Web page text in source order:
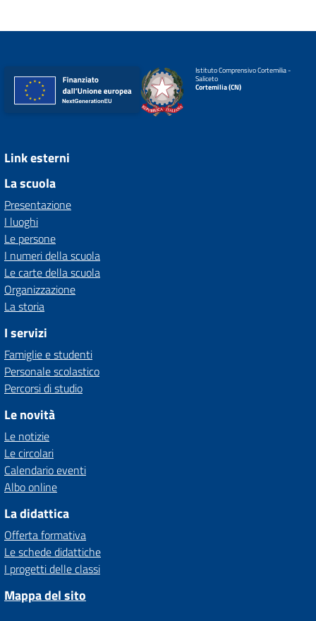
Istituto Comprensivo Cortemilia -
Saliceto
Cortemilia (CN)
Link esterni
La scuola
Presentazione
I luoghi
Le persone
I numeri della scuola
Le carte della scuola
Organizzazione
La storia
I servizi
Famiglie e studenti
Personale scolastico
Percorsi di studio
Le novità
Le notizie
Le circolari
Calendario eventi
Albo online
La didattica
Offerta formativa
Le schede didattiche
I progetti delle classi
Mappa del sito